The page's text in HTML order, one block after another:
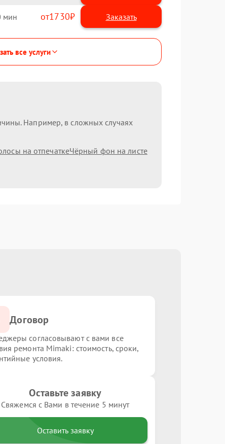
1730
все услуги
Например, в сложных случаях
на отпечаткеЧёрный фон на листе
Договор
согласовывают с вами все
ремонта Mimaki: стоимость, сроки,
условия.
Оставьте заявку
Свяжемся с Вами в течение 5 минут
Оставить заявку